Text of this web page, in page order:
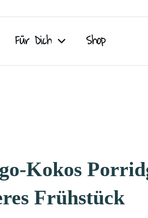
Für Dich Shop
Kokos
Frühstück